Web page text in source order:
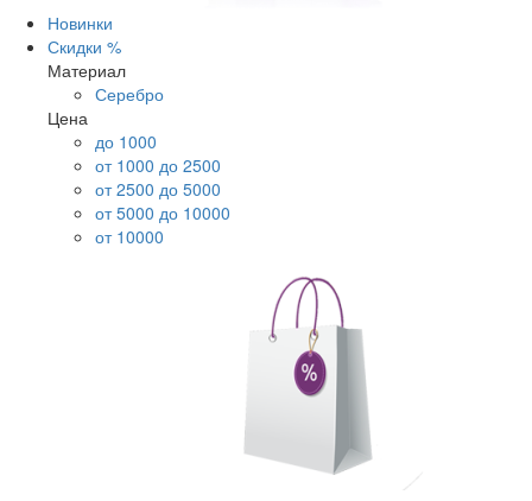
Новинки
Скидки %
Материал
Серебро
Цена
до 1000
от 1000 до 2500
от 2500 до 5000
от 5000 до 10000
от 10000